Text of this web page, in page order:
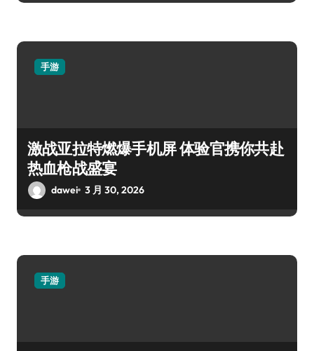
手游
激战亚拉特燃爆手机屏 体验官携你共赴
热血枪战盛宴
dawei 3 月 30, 2026
手游